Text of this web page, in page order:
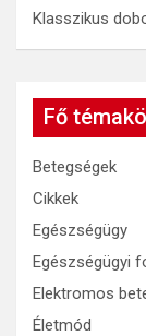
Klasszikus
Fő
Betegségek
Cikkek
Egészségügy
Egészségügyi
Elektromos
Életmód